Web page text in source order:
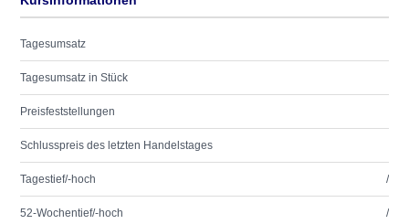
Tagesumsatz
Tagesumsatz in Stück
Preisfeststellungen
Schlusspreis des letzten Handelstages
Tagestief/-hoch /
52-Wochentief/-hoch /